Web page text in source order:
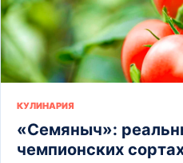
КУЛИНАРИЯ
«Семяныч»:
чемпионских